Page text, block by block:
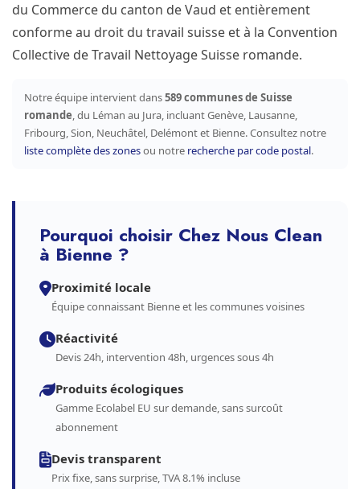
du Commerce du canton de Vaud et entièrement
conforme au droit du travail suisse et à la Convention
Collective de Travail Nettoyage Suisse romande.
Notre équipe intervient dans589 communes de Suisse
romande, du Léman au Jura, incluant Genève, Lausanne,
Fribourg, Sion, Neuchâtel, Delémont et Bienne. Consultez notre
liste complète des zonesou notre recherche par code postal.
Pourquoi choisir Chez Nous Clean
à Bienne ?
Proximité locale
Équipe connaissant Bienne et les communes voisines
Réactivité
Devis 24h, intervention 48h, urgences sous 4h
Produits écologiques
Gamme Ecolabel EU sur demande, sans surcoût
abonnement
Devis transparent
Prix fixe, sans surprise, TVA 8.1% incluse